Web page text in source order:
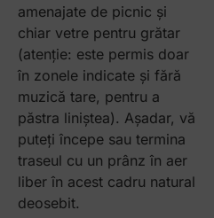
amenajate de picnic și
chiar vetre pentru grătar
(atenție: este permis doar
în zonele indicate și fără
muzică tare, pentru a
păstra liniștea). Așadar, vă
puteți începe sau termina
traseul cu un prânz în aer
liber în acest cadru natural
deosebit.